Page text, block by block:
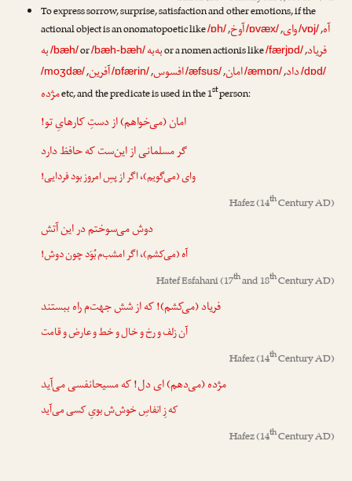
To express sorrow, surprise, satisfaction and other emotions, if the
actional object is an onomatopoetic like/ɒh/ آه,
/vɒj/وای,
/ɒvæx/آوخ,
/bæh/ به or/bæh-bæh/به‌بهor a nomen actionis like/færjɒd/ فریاد,
/dɒd/داد,
/æmɒn/امان,
/æfsus/افسوس,
/ɒfærin/آفرین,
/moʒdæ/
مژدهetc, and the predicate is used in the 1stperson:
امان (می‌خواهم) از دستِ کارهایِ تو!
گر مسلمانی از این‌ست که حافظ دارد
وای (می‌گویم)، اگر از پسِ امروز بود فردایی!
Hafez(14thCentury AD)
دوش می‌سوختم در این آتش
آه (می‌کشم)، اگر امشب‌م بُوَد چون دوش!
Hatef Esfahani(17thand 18thCentury AD)
فریاد (می‌کشم)! که از شش جهت‌م راه ببستند
آن زلف و رخ و خال و خط و عارض و قامت
Hafez(14thCentury AD)
مژده (می‌دهم) ای دل! که مسیحانفسی می‌آید
که زِ انفاسِ خوش‌ش بویِ کسی می‌آید
Hafez(14thCentury AD)